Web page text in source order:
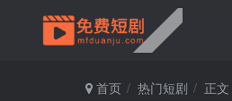
首页 热门短剧 正文